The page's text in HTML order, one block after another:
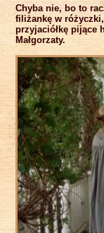
Chyba nie, bo to
filiżankę w
przyjaciółkę pijące
Małgorzaty.